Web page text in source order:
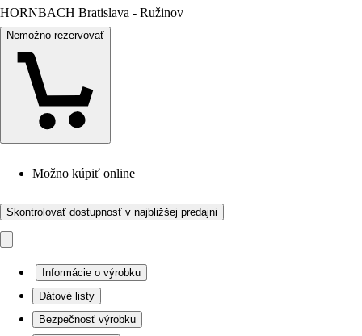
HORNBACH Bratislava - Ružinov
Nemožno rezervovať
Možno kúpiť online
Skontrolovať dostupnosť v najbližšej predajni
Informácie o výrobku
Dátové listy
Bezpečnosť výrobku